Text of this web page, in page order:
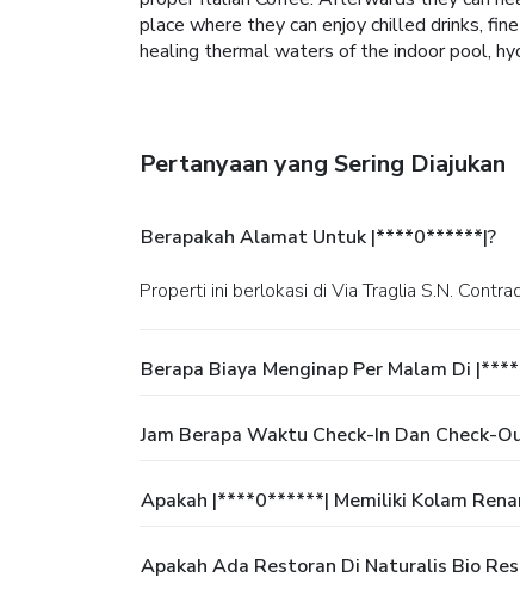
place where they can enjoy chilled drinks,
healing thermal waters of the indoor pool,
Pertanyaan yang Sering Diajukan
Berapakah Alamat Untuk |****0******|?
Properti ini berlokasi di Via Traglia S.N.
Berapa Biaya Menginap Per Malam Di
Jam Berapa Waktu Check-In Dan Check-
Apakah |****0******| Memiliki Kolam
Apakah Ada Restoran Di Naturalis Bio